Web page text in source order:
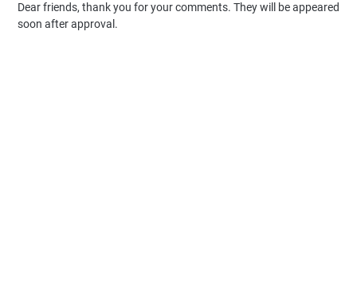
Dear friends, thank you for your comments. They will be appeared
soon after approval.